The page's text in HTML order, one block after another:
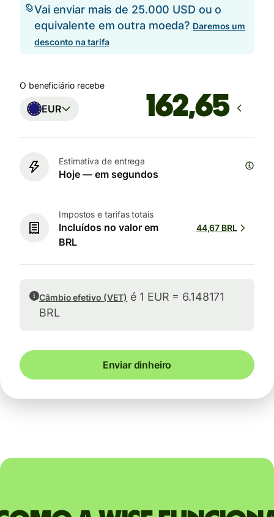
Vai enviar mais de 25.000 USD ou o
equivalente em outra moeda? Daremos um
desconto na tarifa
O beneficiário recebe
EUR
Estimativa de entrega
Hoje — em segundos
Impostos e tarifas totais
Incluídos no valor em
BRL
44,67 BRL
Câmbio efetivo (VET) é 1 EUR = 6.148171
BRL
Enviar dinheiro